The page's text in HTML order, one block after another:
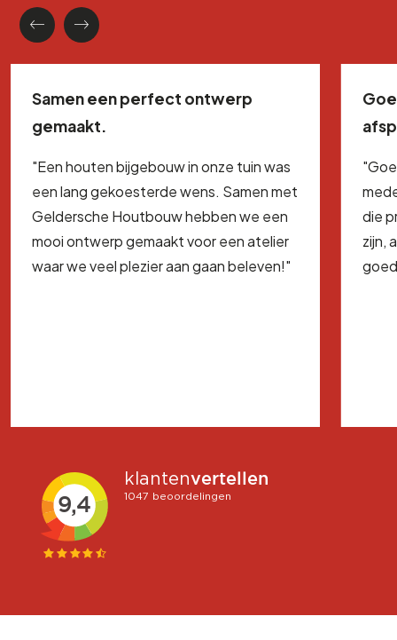
Samen een perfect ontwerp
gemaakt.
"Een houten bijgebouw in onze tuin was
een lang gekoesterde wens. Samen met
Geldersche Houtbouw hebben we een
mooi ontwerp gemaakt voor een atelier
waar we veel plezier aan gaan beleven!"
die
zijn,